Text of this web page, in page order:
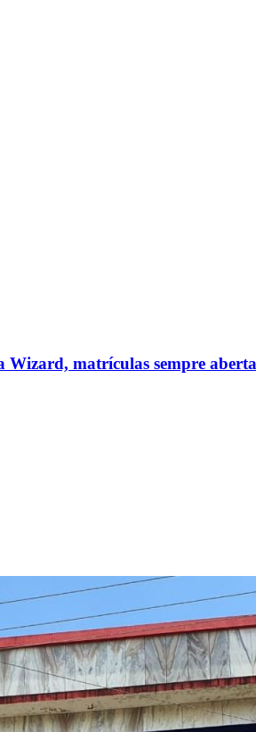
Wizard, matrículas sempre